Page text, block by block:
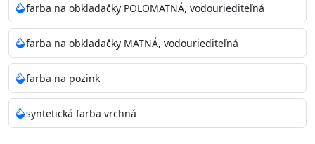
farba na obkladačky POLOMATNÁ, vodouriediteľná
farba na obkladačky MATNÁ, vodouriediteľná
farba na pozink
syntetická farba vrchná